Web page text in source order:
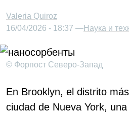
Valeria Quiroz
16/04/2026 - 18:37 —Наука и
© Форпост Северо-Запад
En Brooklyn, el distrito
ciudad de Nueva York,